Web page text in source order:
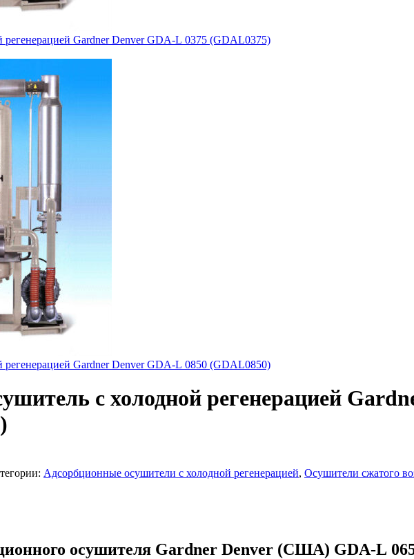
Gardner Denver GDA-L 0375 (GDAL0375)
Gardner Denver GDA-L 0850 (GDAL0850)
c холодной регенерацией
Адсорбционные осушители с холодной регенерацией, Осушители сжатого
осушителя Gardner Denver (США) GDA-L